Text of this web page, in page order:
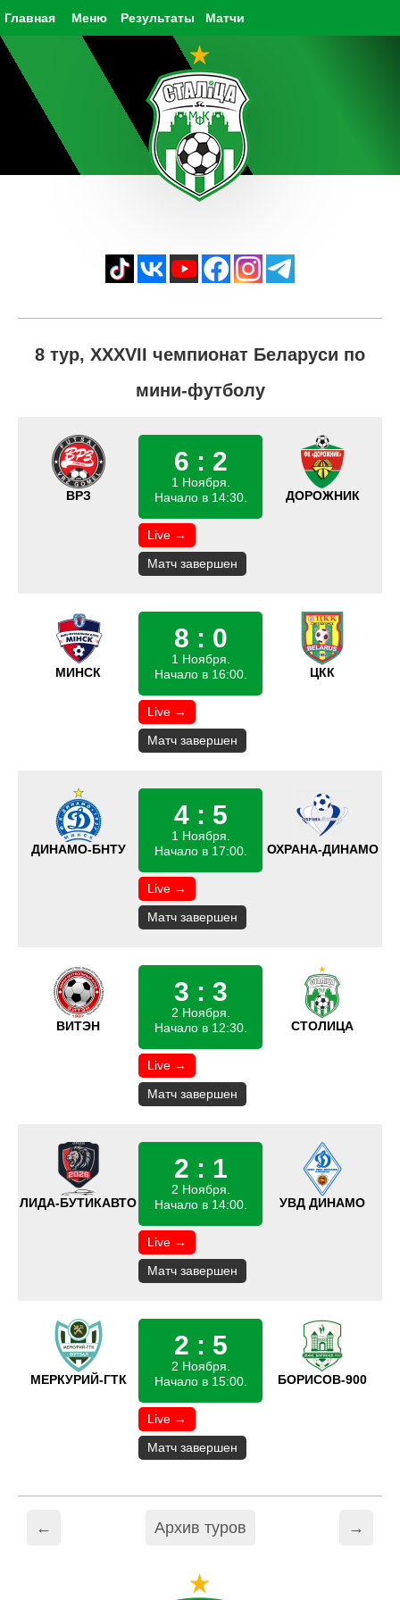
Главная Результаты Матчи
Меню
8 тур, XXXVII чемпионат Беларуси по
мини-футболу
ВРЗ
6 : 2
1 Ноября.
Начало в 14:30.
Live →
Матч завершен
ДОРОЖНИК
МИНСК
8 : 0
1 Ноября.
Начало в 16:00.
Live →
Матч завершен
ЦКК
ДИНАМО-БНТУ
4 : 5
1 Ноября.
Начало в 17:00.
Live →
Матч завершен
ОХРАНА-ДИНАМО
ВИТЭН
3 : 3
2 Ноября.
Начало в 12:30.
Live →
Матч завершен
СТОЛИЦА
ЛИДА-БУТИКАВТО
2 : 1
2 Ноября.
Начало в 14:00.
Live →
Матч завершен
УВД ДИНАМО
МЕРКУРИЙ-ГТК
2 : 5
2 Ноября.
Начало в 15:00.
Live →
Матч завершен
БОРИСОВ-900
← Архив туров →